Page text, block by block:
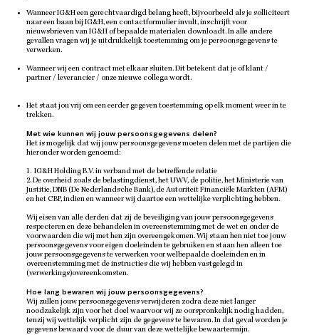
Wanneer IG&H een gerechtvaardigd belang heeft, bijvoorbeeld als je solliciteert
naar een baan bij IG&H, een contactformulier invult, inschrijft voor
nieuwsbrieven van IG&H of bepaalde materialen downloadt. In alle andere
gevallen vragen wij je uitdrukkelijk toestemming om je persoonsgegevens te
verwerken.
Wanneer wij een contract met elkaar sluiten. Dit betekent dat je of klant /
partner / leverancier / onze nieuwe collega wordt.
Het staat jou vrij om een eerder gegeven toestemming op elk moment weer in te
trekken.
Met wie kunnen wij jouw persoonsgegevens delen?
Het is mogelijk dat wij jouw persoonsgegevens moeten delen met de partijen die
hieronder worden genoemd:
1. IG&H Holding B.V. in verband met de betreffende relatie
2. De overheid zoals de belastingdienst, het UWV, de politie, het Ministerie van
Justitie, DNB (De Nederlandsche Bank), de Autoriteit Financiële Markten (AFM)
en het CBP, indien en wanneer wij daartoe een wettelijke verplichting hebben.
Wij eisen van alle derden dat zij de beveiliging van jouw persoonsgegevens
respecteren en deze behandelen in overeenstemming met de wet en onder de
voorwaarden die wij met hen zijn overeengekomen. Wij staan hen niet toe jouw
persoonsgegevens voor eigen doeleinden te gebruiken en staan hen alleen toe
jouw persoonsgegevens te verwerken voor welbepaalde doeleinden en in
overeenstemming met de instructies die wij hebben vastgelegd in
(verwerkings)overeenkomsten.
Hoe lang bewaren wij jouw persoonsgegevens?
Wij zullen jouw persoonsgegevens verwijderen zodra deze niet langer
noodzakelijk zijn voor het doel waarvoor wij ze oorspronkelijk nodig hadden,
tenzij wij wettelijk verplicht zijn de gegevens te bewaren. In dat geval worden je
gegevens bewaard voor de duur van deze wettelijke bewaartermijn.